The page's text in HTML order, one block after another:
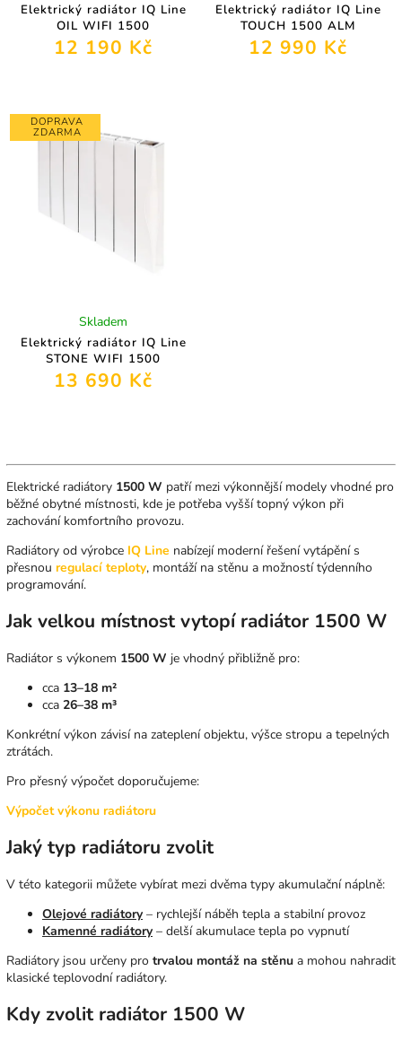
Elektrický radiátor IQ Line
OIL WIFI 1500
12 190 Kč
Elektrický radiátor IQ Line
TOUCH 1500 ALM
12 990 Kč
DOPRAVA
ZDARMA
Elektrický radiátor IQ Line
STONE WIFI 1500
Skladem
13 690 Kč
Elektrické radiátory 1500 W patří mezi výkonnější modely vhodné pro
běžné obytné místnosti, kde je potřeba vyšší topný výkon při
zachování komfortního provozu.
Radiátory od výrobce IQ Line nabízejí moderní řešení vytápění s
přesnou regulací teploty, montáží na stěnu a možností týdenního
programování.
Jak velkou místnost vytopí radiátor 1500 W
Radiátor s výkonem 1500 W je vhodný přibližně pro:
cca 13–18 m²
cca 26–38 m³
Konkrétní výkon závisí na zateplení objektu, výšce stropu a tepelných
ztrátách.
Pro přesný výpočet doporučujeme:
Výpočet výkonu radiátoru
Jaký typ radiátoru zvolit
V této kategorii můžete vybírat mezi dvěma typy akumulační náplně:
Olejové radiátory – rychlejší náběh tepla a stabilní provoz
Kamenné radiátory – delší akumulace tepla po vypnutí
Radiátory jsou určeny pro trvalou montáž na stěnu a mohou nahradit
klasické teplovodní radiátory.
Kdy zvolit radiátor 1500 W